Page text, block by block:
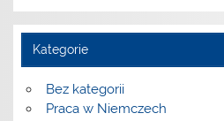
Kategorie
Bez kategorii
Praca w Niemczech